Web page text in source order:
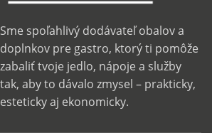
Sme spoľahlivý dodávateľ obalov a
doplnkov pre gastro, ktorý ti pomôže
zabaliť tvoje jedlo, nápoje a služby
tak, aby to dávalo zmysel – prakticky,
esteticky aj ekonomicky.